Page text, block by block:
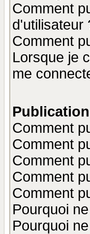
Comment
d'utilisateur
Comment
Lorsque je
me
Publication
Comment
Comment
Comment
Comment
Comment
Pourquoi
Pourquoi